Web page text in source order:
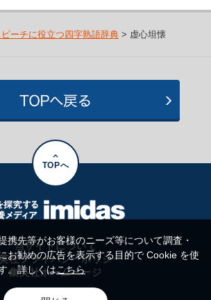
ピーチに役立つ四字熟語辞典> 虚心坦懐
TOPへ
当サイトについて
社プライバシーポリシー
集英社ホームページ
携先等がお客様のニーズ等について調査・
お勧めの広告を表示する目的で Cookie を使
。詳しくはこちら